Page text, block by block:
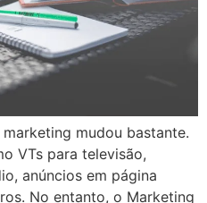
mudou bastante.
VTs para televisão,
anúncios em página
No entanto, o Marketing